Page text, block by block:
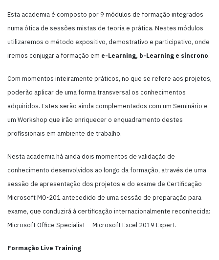
Esta academia é composto por 9 módulos de formação integrados
numa ótica de sessões mistas de teoria e prática. Nestes módulos
utilizaremos o método expositivo, demostrativo e participativo, onde
iremos conjugar a formação em e-Learning, b-Learning e síncrono.
Com momentos inteiramente práticos, no que se refere aos projetos,
poderão aplicar de uma forma transversal os conhecimentos
adquiridos. Estes serão ainda complementados com um Seminário e
um Workshop que irão enriquecer o enquadramento destes
profissionais em ambiente de trabalho.
Nesta academia há ainda dois momentos de validação de
conhecimento desenvolvidos ao longo da formação, através de uma
sessão de apresentação dos projetos e do exame de Certificação
Microsoft MO-201 antecedido de uma sessão de preparação para
exame, que conduzirá à certificação internacionalmente reconhecida:
Microsoft Office Specialist – Microsoft Excel 2019 Expert.
Formação Live Training